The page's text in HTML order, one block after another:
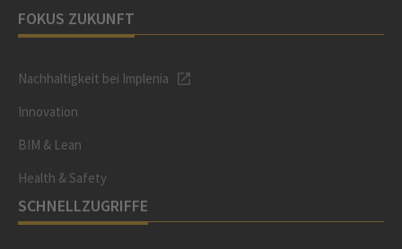
FOKUS ZUKUNFT
Nachhaltigkeit bei Implenia
Innovation
BIM & Lean
Health & Safety
SCHNELLZUGRIFFE